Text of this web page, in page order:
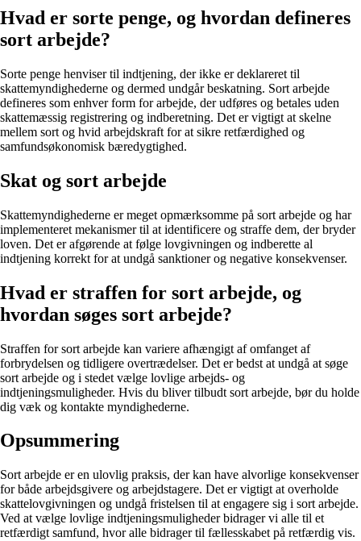
Hvad er sorte penge, og hvordan defineres
sort arbejde?
Sorte penge henviser til indtjening, der ikke er deklareret til
skattemyndighederne og dermed undgår beskatning. Sort arbejde
defineres som enhver form for arbejde, der udføres og betales uden
skattemæssig registrering og indberetning. Det er vigtigt at skelne
mellem sort og hvid arbejdskraft for at sikre retfærdighed og
samfundsøkonomisk bæredygtighed.
Skat og sort arbejde
Skattemyndighederne er meget opmærksomme på sort arbejde og har
implementeret mekanismer til at identificere og straffe dem, der bryder
loven. Det er afgørende at følge lovgivningen og indberette al
indtjening korrekt for at undgå sanktioner og negative konsekvenser.
Hvad er straffen for sort arbejde, og
hvordan søges sort arbejde?
Straffen for sort arbejde kan variere afhængigt af omfanget af
forbrydelsen og tidligere overtrædelser. Det er bedst at undgå at søge
sort arbejde og i stedet vælge lovlige arbejds- og
indtjeningsmuligheder. Hvis du bliver tilbudt sort arbejde, bør du holde
dig væk og kontakte myndighederne.
Opsummering
Sort arbejde er en ulovlig praksis, der kan have alvorlige konsekvenser
for både arbejdsgivere og arbejdstagere. Det er vigtigt at overholde
skattelovgivningen og undgå fristelsen til at engagere sig i sort arbejde.
Ved at vælge lovlige indtjeningsmuligheder bidrager vi alle til et
retfærdigt samfund, hvor alle bidrager til fællesskabet på retfærdig vis.